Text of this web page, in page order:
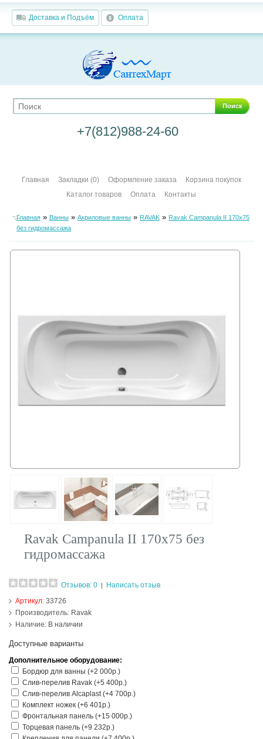
Доставка и Подъём Оплата
Поиск
+7(812)988-24-60
Главная Закладки (0) Оформление заказа
Корзина покупок
Каталог товаров
Оплата Контакты
Главная» Ванны» Акриловые ванны» RAVAK» Ravak Campanula II 170х75
без гидромассажа
Ravak Campanula II 170х75 без
гидромассажа
Отзывов: 0
Написать отзыв
Артикул:33726
Производитель: Ravak
Наличие: В наличии
Доступные варианты
Дополнительное оборудование:
Бордюр для ванны (+2 000р.)
Слив-перелив Ravak (+5 400р.)
Слив-перелив Alcaplast (+4 700р.)
Комплект ножек (+6 401р.)
Фронтальная панель (+15 000р.)
Торцевая панель (+9 232р.)